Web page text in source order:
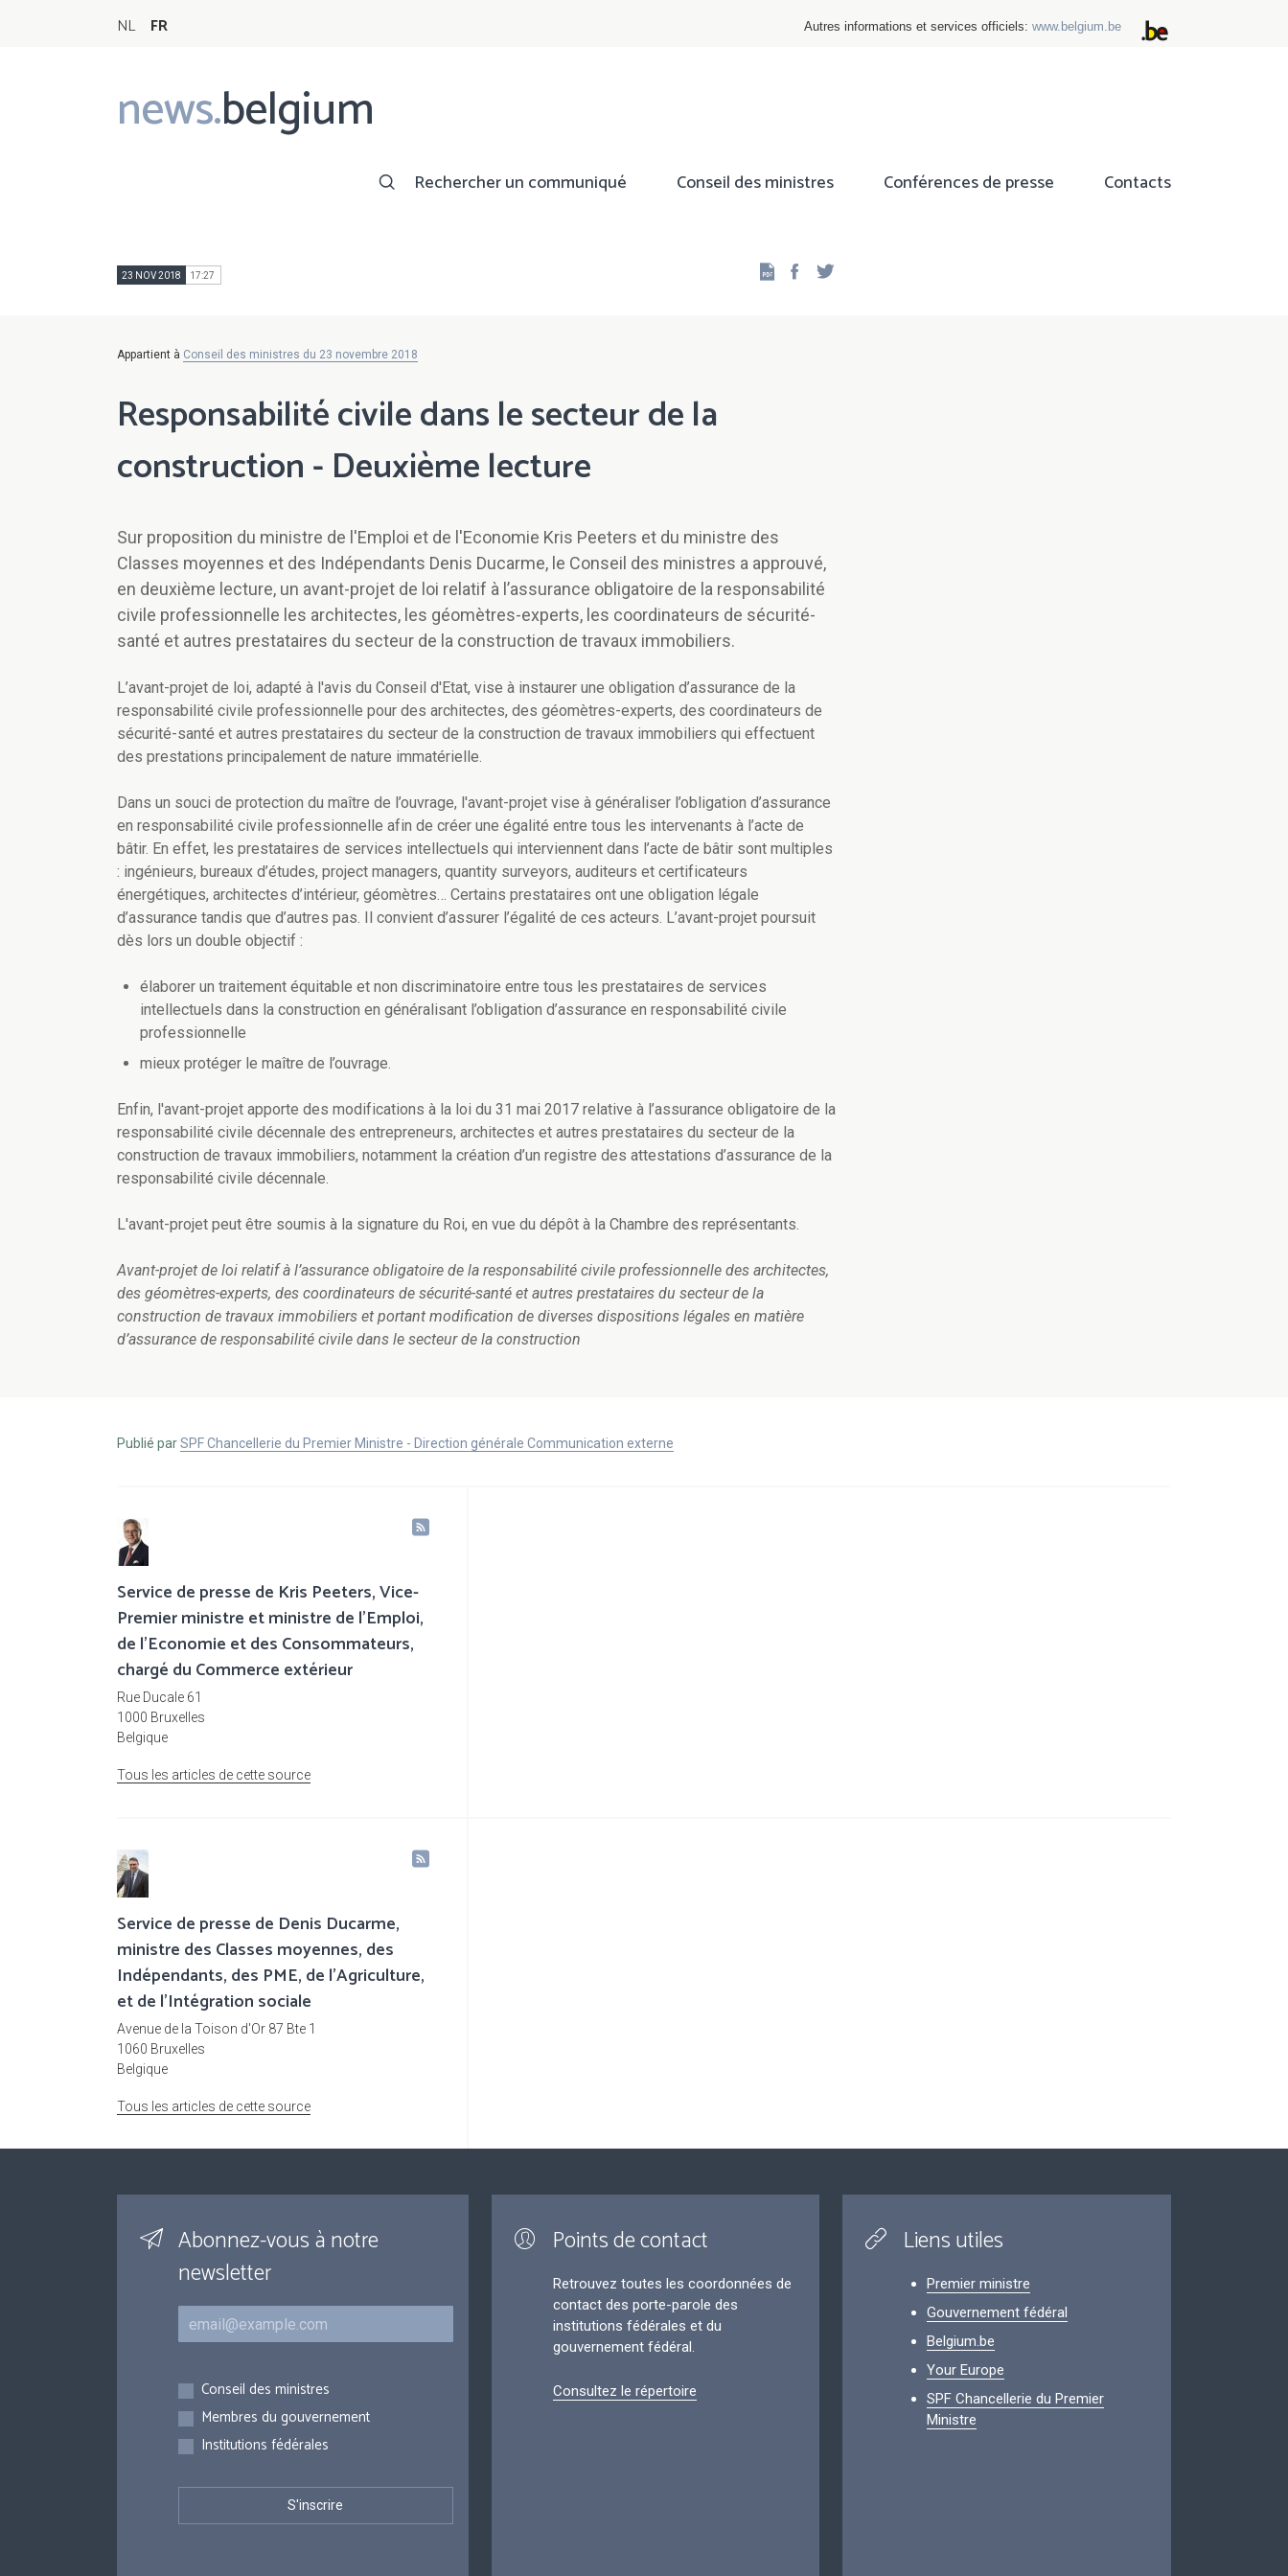
NL FR Autres informations et services officiels: www.belgium.be
news.belgium
Main
navigation
Rechercher un communiqué Conseil des ministres Conférences de presse Contacts
23 NOV 2018 17:27 Facebook
Appartient à Conseil des ministres du 23 novembre 2018
Responsabilité civile dans le secteur de la
construction - Deuxième lecture
Sur proposition du ministre de l'Emploi et de l'Economie Kris Peeters et du ministre des
Classes moyennes et des Indépendants Denis Ducarme, le Conseil des ministres a approuvé,
en deuxième lecture, un avant-projet de loi relatif à l’assurance obligatoire de la responsabilité
civile professionnelle les architectes, les géomètres-experts, les coordinateurs de sécurité-
santé et autres prestataires du secteur de la construction de travaux immobiliers.
L’avant-projet de loi, adapté à l'avis du Conseil d'Etat, vise à instaurer une obligation d’assurance de la
responsabilité civile professionnelle pour des architectes, des géomètres-experts, des coordinateurs de
sécurité-santé et autres prestataires du secteur de la construction de travaux immobiliers qui effectuent
des prestations principalement de nature immatérielle.
Dans un souci de protection du maître de l’ouvrage, l'avant-projet vise à généraliser l’obligation d’assurance
en responsabilité civile professionnelle afin de créer une égalité entre tous les intervenants à l’acte de
bâtir. En effet, les prestataires de services intellectuels qui interviennent dans l’acte de bâtir sont multiples
: ingénieurs, bureaux d’études, project managers, quantity surveyors, auditeurs et certificateurs
énergétiques, architectes d’intérieur, géomètres… Certains prestataires ont une obligation légale
d’assurance tandis que d’autres pas. Il convient d’assurer l’égalité de ces acteurs. L’avant-projet poursuit
dès lors un double objectif :
élaborer un traitement équitable et non discriminatoire entre tous les prestataires de services
intellectuels dans la construction en généralisant l’obligation d’assurance en responsabilité civile
professionnelle
mieux protéger le maître de l’ouvrage.
Enfin, l'avant-projet apporte des modifications à la loi du 31 mai 2017 relative à l’assurance obligatoire de la
responsabilité civile décennale des entrepreneurs, architectes et autres prestataires du secteur de la
construction de travaux immobiliers, notamment la création d’un registre des attestations d’assurance de la
responsabilité civile décennale.
L'avant-projet peut être soumis à la signature du Roi, en vue du dépôt à la Chambre des représentants.
Avant-projet de loi relatif à l’assurance obligatoire de la responsabilité civile professionnelle des architectes,
des géomètres-experts, des coordinateurs de sécurité-santé et autres prestataires du secteur de la
construction de travaux immobiliers et portant modification de diverses dispositions légales en matière
d’assurance de responsabilité civile dans le secteur de la construction
Publié parSPF Chancellerie du Premier Ministre - Direction générale Communication externe
Service de presse de Kris Peeters, Vice-
Premier ministre et ministre de l'Emploi,
de l'Economie et des Consommateurs,
chargé du Commerce extérieur
Rue Ducale 61
1000 Bruxelles
Belgique
Tous les articles de cette source
Service de presse de Denis Ducarme,
ministre des Classes moyennes, des
Indépendants, des PME, de l'Agriculture,
et de l'Intégration sociale
Avenue de la Toison d'Or 87 Bte 1
1060 Bruxelles
Belgique
Tous les articles de cette source
Abonnez-vous à notre
newsletter
Courriel
Inscriptions
Conseil des ministres
Membres du gouvernement
Institutions fédérales
Points de contact
Retrouvez toutes les coordonnées de
contact des porte-parole des
institutions fédérales et du
gouvernement fédéral.
Consultez le répertoire
Liens utiles
Premier ministre
Gouvernement fédéral
Belgium.be
Your Europe
SPF Chancellerie du Premier
Ministre